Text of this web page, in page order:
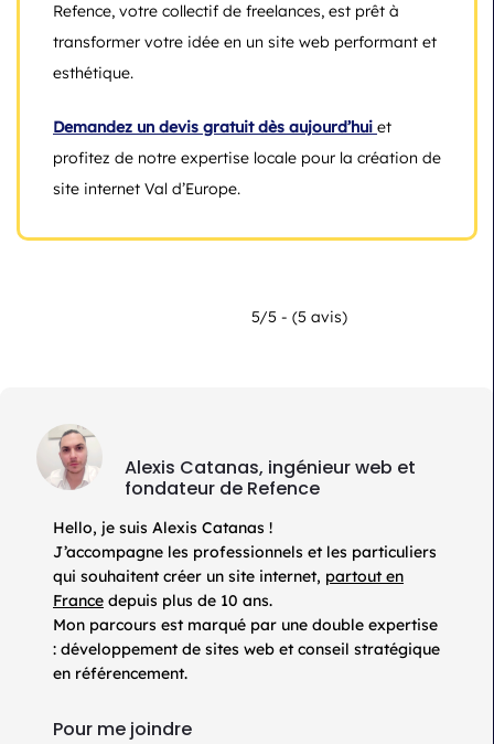
Refence, votre collectif de freelances, est prêt à
transformer votre idée en un site web performant et
esthétique.
Demandez un devis gratuit dès aujourd’hui et
profitez de notre expertise locale pour la création de
site internet Val d’Europe.
5/5 - (5 avis)
Alexis Catanas, ingénieur web et
fondateur de Refence
Hello, je suis Alexis Catanas !
J’accompagne les professionnels et les particuliers
qui souhaitent créer un site internet, partout en
France depuis plus de 10 ans.
Mon parcours est marqué par une double expertise
: développement de sites web et conseil stratégique
en référencement.
Pour me joindre